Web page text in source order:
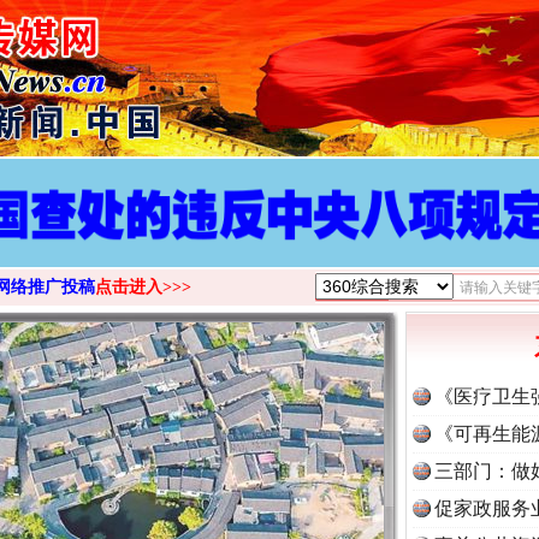
络推广投稿点击进入>>>
《医疗卫
《可再生
三部门：做
促家政服务